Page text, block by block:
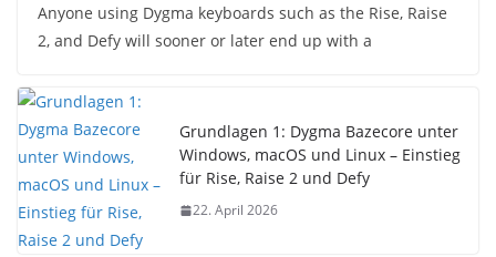
Anyone using Dygma keyboards such as the Rise, Raise
2, and Defy will sooner or later end up with a
Grundlagen 1: Dygma Bazecore unter
Windows, macOS und Linux – Einstieg
für Rise, Raise 2 und Defy
22. April 2026